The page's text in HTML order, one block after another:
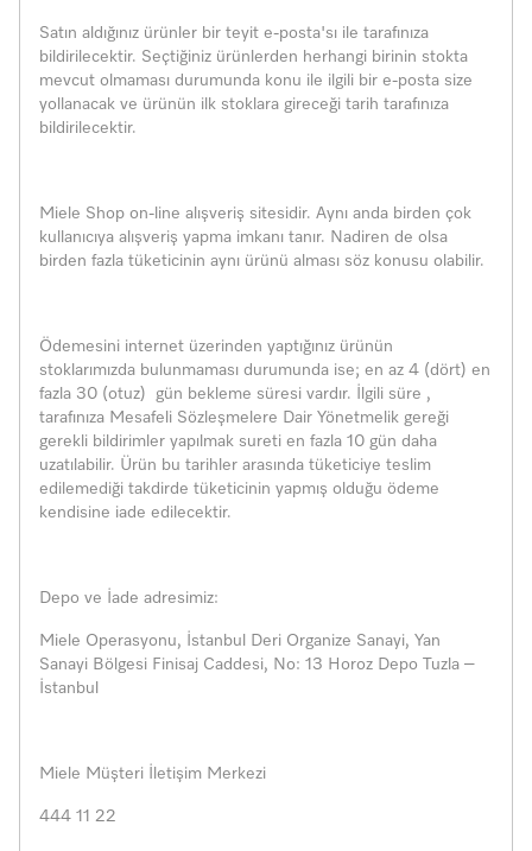
Satın aldığınız ürünler bir teyit e-posta'sı ile tarafınıza
bildirilecektir. Seçtiğiniz ürünlerden herhangi birinin stokta
mevcut olmaması durumunda konu ile ilgili bir e-posta size
yollanacak ve ürünün ilk stoklara gireceği tarih tarafınıza
bildirilecektir.
Miele Shop on-line alışveriş sitesidir. Aynı anda birden çok
kullanıcıya alışveriş yapma imkanı tanır. Nadiren de olsa
birden fazla tüketicinin aynı ürünü alması söz konusu olabilir.
Ödemesini internet üzerinden yaptığınız ürünün
stoklarımızda bulunmaması durumunda ise; en az 4 (dört) en
fazla 30 (otuz) gün bekleme süresi vardır. İlgili süre ,
tarafınıza Mesafeli Sözleşmelere Dair Yönetmelik gereği
gerekli bildirimler yapılmak sureti en fazla 10 gün daha
uzatılabilir. Ürün bu tarihler arasında tüketiciye teslim
edilemediği takdirde tüketicinin yapmış olduğu ödeme
kendisine iade edilecektir.
Depo ve İade adresimiz:
Miele Operasyonu, İstanbul Deri Organize Sanayi, Yan
Sanayi Bölgesi Finisaj Caddesi, No: 13 Horoz Depo Tuzla –
İstanbul
Miele Müşteri İletişim Merkezi
444 11 22